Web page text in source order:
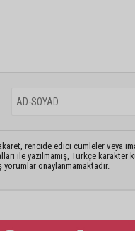
rencide edici cümleler veya
ile yazılmamış, Türkçe karakter
yorumlar onaylanmamaktadır.